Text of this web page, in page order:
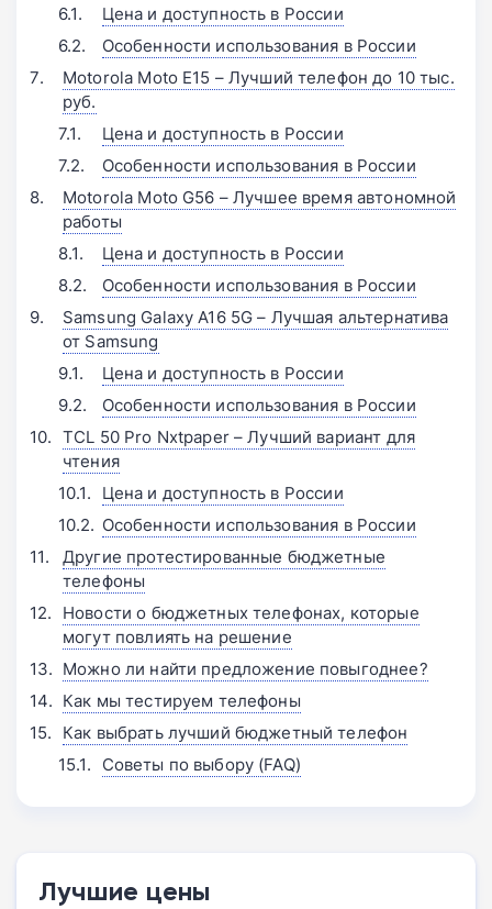
Цена и доступность в России
Особенности использования в России
Motorola Moto E15 – Лучший телефон до 10 тыс.
руб.
Цена и доступность в России
Особенности использования в России
Motorola Moto G56 – Лучшее время автономной
работы
Цена и доступность в России
Особенности использования в России
Samsung Galaxy A16 5G – Лучшая альтернатива
от Samsung
Цена и доступность в России
Особенности использования в России
TCL 50 Pro Nxtpaper – Лучший вариант для
чтения
Цена и доступность в России
Особенности использования в России
Другие протестированные бюджетные
телефоны
Новости о бюджетных телефонах, которые
могут повлиять на решение
Можно ли найти предложение повыгоднее?
Как мы тестируем телефоны
Как выбрать лучший бюджетный телефон
Советы по выбору (FAQ)
Лучшие цены